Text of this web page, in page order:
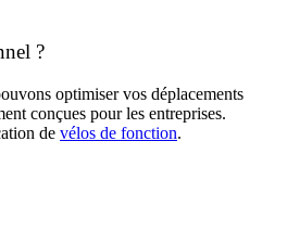
?
optimiser vos déplacements
conçues pour les entreprises.
de vélos de fonction.